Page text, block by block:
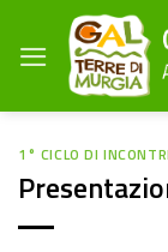
contenuti
1° CICLO DI